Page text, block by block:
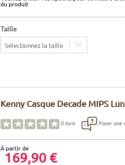
du produit
Taille
Sélectionnez la taille
Kenny Casque Decade MIPS
0Avis Poser une
À partir de
169,90 €